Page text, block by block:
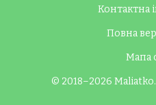
Контактна
Повна
Мапа
© 2018–2026